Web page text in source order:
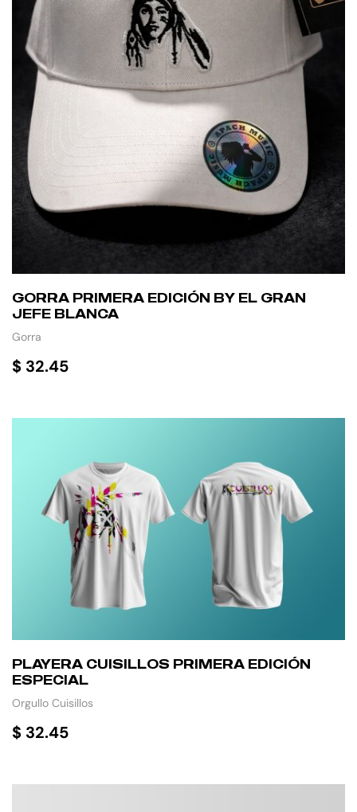
GORRA PRIMERA EDICIÓN BY EL GRAN
JEFE BLANCA
Gorra
$ 32.45
PLAYERA CUISILLOS PRIMERA EDICIÓN
ESPECIAL
Orgullo Cuisillos
$ 32.45